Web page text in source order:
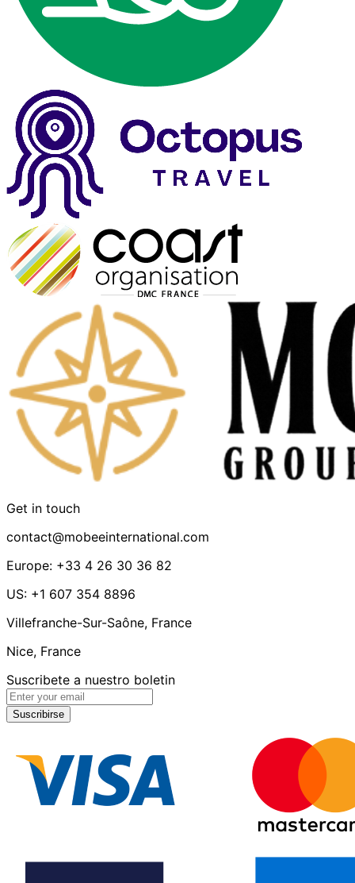
Get in touch
contact@mobeeinternational.com
Europe: +33 4 26 30 36 82
US: +1 607 354 8896
Villefranche-Sur-Saône, France
Nice, France
Suscribete a nuestro boletin
Suscribirse